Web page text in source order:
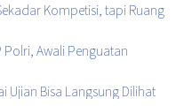
Kompetisi, tapi Ruang
Awali Penguatan
Ujian Bisa Langsung Dilihat